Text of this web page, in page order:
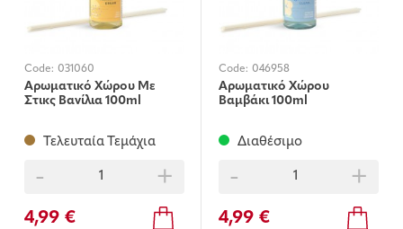
Code: 031060
Αρωματικό Χώρου Με
Στικς Βανίλια 100ml
Τελευταία Τεμάχια
- +
4,99 €
Code: 046958
Αρωματικό Χώρου
Βαμβάκι 100ml
Διαθέσιμο
- +
4,99 €